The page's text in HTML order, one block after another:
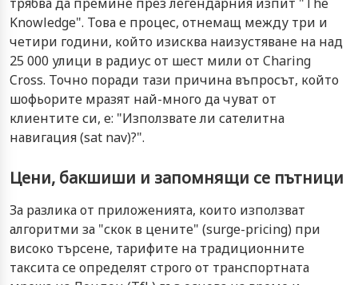
Knowledge". Това е процес, отнемащ между три и
четири години, който изисква наизустяване на над
25 000 улици в радиус от шест мили от Charing
Cross. Точно поради тази причина въпросът, който
шофьорите мразят най-много да чуват от
клиентите си, е: "Използвате ли сателитна
навигация (sat nav)?".
Цени, бакшиши и запомнящи се пътници
За разлика от приложенията, които използват
алгоритми за "скок в цените" (surge-pricing) при
високо търсене, тарифите на традиционните
таксита се определят строго от транспортната